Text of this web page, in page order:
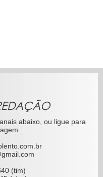
abaixo, ou ligue para
(tim)